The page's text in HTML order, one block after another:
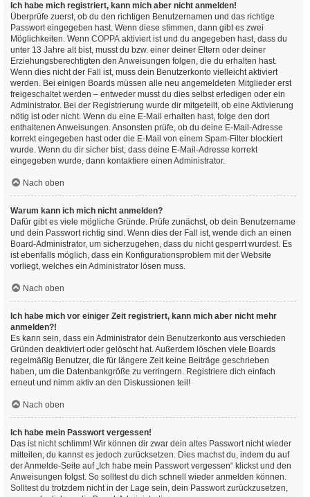
Ich habe mich registriert, kann mich aber nicht anmelden!
Überprüfe zuerst, ob du den richtigen Benutzernamen und das richtige
Passwort eingegeben hast. Wenn diese stimmen, dann gibt es zwei
Möglichkeiten. Wenn COPPA aktiviert ist und du angegeben hast, dass du
unter 13 Jahre alt bist, musst du bzw. einer deiner Eltern oder deiner
Erziehungsberechtigten den Anweisungen folgen, die du erhalten hast.
Wenn dies nicht der Fall ist, muss dein Benutzerkonto vielleicht aktiviert
werden. Bei einigen Boards müssen alle neu angemeldeten Mitglieder erst
freigeschaltet werden – entweder musst du dies selbst erledigen oder ein
Administrator. Bei der Registrierung wurde dir mitgeteilt, ob eine Aktivierung
nötig ist oder nicht. Wenn du eine E-Mail erhalten hast, folge den dort
enthaltenen Anweisungen. Ansonsten prüfe, ob du deine E-Mail-Adresse
korrekt eingegeben hast oder die E-Mail von einem Spam-Filter blockiert
wurde. Wenn du dir sicher bist, dass deine E-Mail-Adresse korrekt
eingegeben wurde, dann kontaktiere einen Administrator.
Nach oben
Warum kann ich mich nicht anmelden?
Dafür gibt es viele mögliche Gründe. Prüfe zunächst, ob dein Benutzername
und dein Passwort richtig sind. Wenn dies der Fall ist, wende dich an einen
Board-Administrator, um sicherzugehen, dass du nicht gesperrt wurdest. Es
ist ebenfalls möglich, dass ein Konfigurationsproblem mit der Website
vorliegt, welches ein Administrator lösen muss.
Nach oben
Ich habe mich vor einiger Zeit registriert, kann mich aber nicht mehr
anmelden?!
Es kann sein, dass ein Administrator dein Benutzerkonto aus verschieden
Gründen deaktiviert oder gelöscht hat. Außerdem löschen viele Boards
regelmäßig Benutzer, die für längere Zeit keine Beiträge geschrieben
haben, um die Datenbankgröße zu verringern. Registriere dich einfach
erneut und nimm aktiv an den Diskussionen teil!
Nach oben
Ich habe mein Passwort vergessen!
Das ist nicht schlimm! Wir können dir zwar dein altes Passwort nicht wieder
mitteilen, du kannst es jedoch zurücksetzen. Dies machst du, indem du auf
der Anmelde-Seite auf „Ich habe mein Passwort vergessen“ klickst und den
Anweisungen folgst. So solltest du dich schnell wieder anmelden können.
Solltest du trotzdem nicht in der Lage sein, dein Passwort zurückzusetzen,